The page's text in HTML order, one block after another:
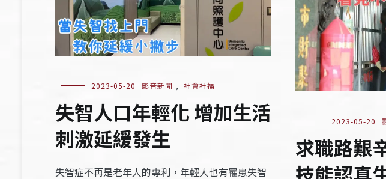
2023-05-20 影音新聞 , 社會社福
失智人口年輕化 增加生活
刺激延緩發生
失智症不再是老年人的專利，年輕人也有罹患失智
2023-05-20
求職路艱